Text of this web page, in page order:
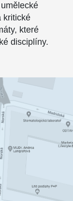
kritické
které
disciplíny.